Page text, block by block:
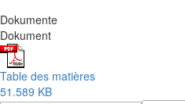
Dokumente
Dokument
Table des matières
51.589 KB